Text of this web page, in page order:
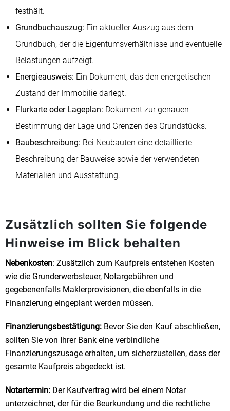
festhält.
Grundbuchauszug: Ein aktueller Auszug aus dem
Grundbuch, der die Eigentumsverhältnisse und eventuelle
Belastungen aufzeigt.
Energieausweis: Ein Dokument, das den energetischen
Zustand der Immobilie darlegt.
Flurkarte oder Lageplan: Dokument zur genauen
Bestimmung der Lage und Grenzen des Grundstücks.
Baubeschreibung: Bei Neubauten eine detaillierte
Beschreibung der Bauweise sowie der verwendeten
Materialien und Ausstattung.
Zusätzlich sollten Sie folgende
Hinweise im Blick behalten
Nebenkosten: Zusätzlich zum Kaufpreis entstehen Kosten
wie die Grunderwerbsteuer, Notargebühren und
gegebenenfalls Maklerprovisionen, die ebenfalls in die
Finanzierung eingeplant werden müssen.
Finanzierungsbestätigung: Bevor Sie den Kauf abschließen,
sollten Sie von Ihrer Bank eine verbindliche
Finanzierungszusage erhalten, um sicherzustellen, dass der
gesamte Kaufpreis abgedeckt ist.
Notartermin: Der Kaufvertrag wird bei einem Notar
unterzeichnet, der für die Beurkundung und die rechtliche